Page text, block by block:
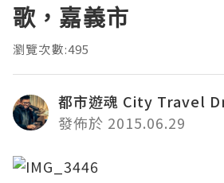
歌，嘉義市
瀏覽次數:495
都市遊魂 City Travel
發佈於 2015.06.29